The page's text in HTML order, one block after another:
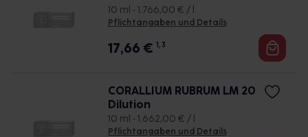
10 ml • 1.766,00 € / l
Pflichtangaben und Details
17,66 € 1, 3
CORALLIUM RUBRUM LM 20
Dilution
10 ml • 1.662,00 € / l
Pflichtangaben und Details